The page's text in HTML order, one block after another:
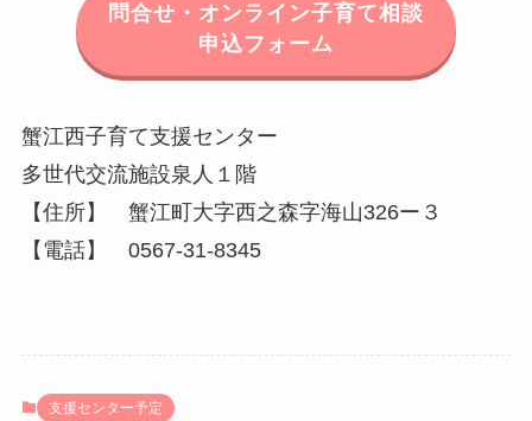
問合せ・オンライン子育て相談
申込フォーム
蟹江西子育て支援センター
多世代交流施設泉人１階
【住所】 蟹江町大字西之森字海山326ー３
【電話】 0567‐31‐8345
支援センター予定